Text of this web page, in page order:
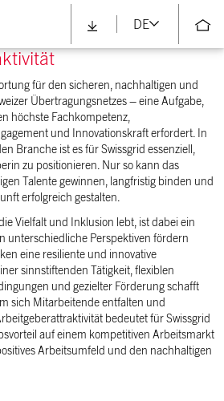
DE
für den sicheren, nachhaltigen und
Übertragungsnetzes – eine Aufgabe,
höchste Fachkompetenz,
und Innovationskraft erfordert. In
Branche ist es für Swissgrid essenziell,
zu positionieren. Nur so kann das
Talente gewinnen, langfristig binden und
erfolgreich gestalten.
Vielfalt und Inklusion lebt, ist dabei ein
unterschiedliche Perspektiven fördern
eine resiliente und innovative
sinnstiftenden Tätigkeit, flexiblen
und gezielter Förderung schafft
sich Mitarbeitende entfalten und
bedeutet für Swissgrid
auf einem kompetitiven Arbeitsmarkt
Arbeitsumfeld und den nachhaltigen